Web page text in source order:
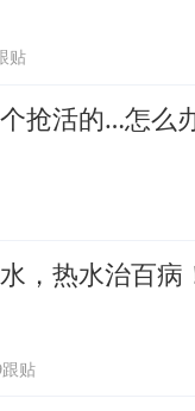
贴
抢活的…怎么
，热水治百病
贴